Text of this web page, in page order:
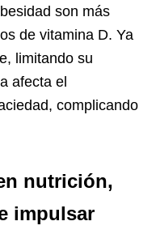
son más
de vitamina D. Ya
limitando su
afecta el
complicando
nutrición,
impulsar